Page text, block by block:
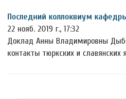
Последний коллоквиум
22 нояб. 2019 г., 17:32
Доклад Анны Владимировны
контакты тюркских и славянских